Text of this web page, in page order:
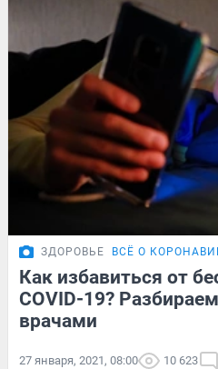
ЗДОРОВЬЕ ВСЁ О
Как избавиться от
COVID-19?
врачами
27 января, 2021, 08:00 10 623